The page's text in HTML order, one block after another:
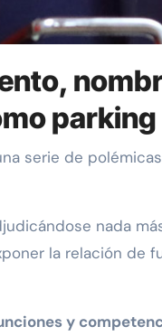
nada
la relación de
y